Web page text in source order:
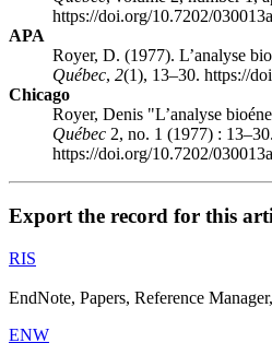
https://doi.org/10.7202/
APA
Royer, D. (1977). L’analyse
Québec, 2(1), 13–30. https://
Chicago
Royer, Denis "L’analyse
Québec 2, no. 1 (1977) : 13–30.
https://doi.org/10.7202/
Export the record for this
RIS
EndNote, Papers, Reference
ENW